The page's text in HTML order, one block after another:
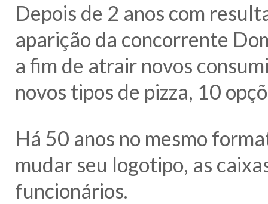
Depois de 2 anos com
aparição da concorrente
a fim de atrair novos
novos tipos de pizza, 10
Há 50 anos no mesmo
mudar seu logotipo, as
funcionários.